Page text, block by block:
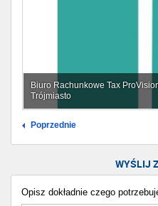
Biuro Rachunkowe Tax
Trójmiasto
Poprzednie
WYŚLIJ
Opisz dokładnie czego